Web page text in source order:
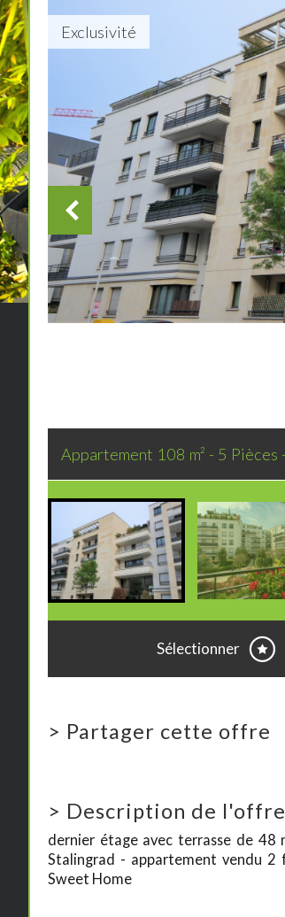
Appartement 108 m² - 5
Exclusivité
Sélectionner
> Partager cette offre
> Description de l'offre
dernier étage avec terrasse de 48
Stalingrad - appartement vendu 2
Sweet Home